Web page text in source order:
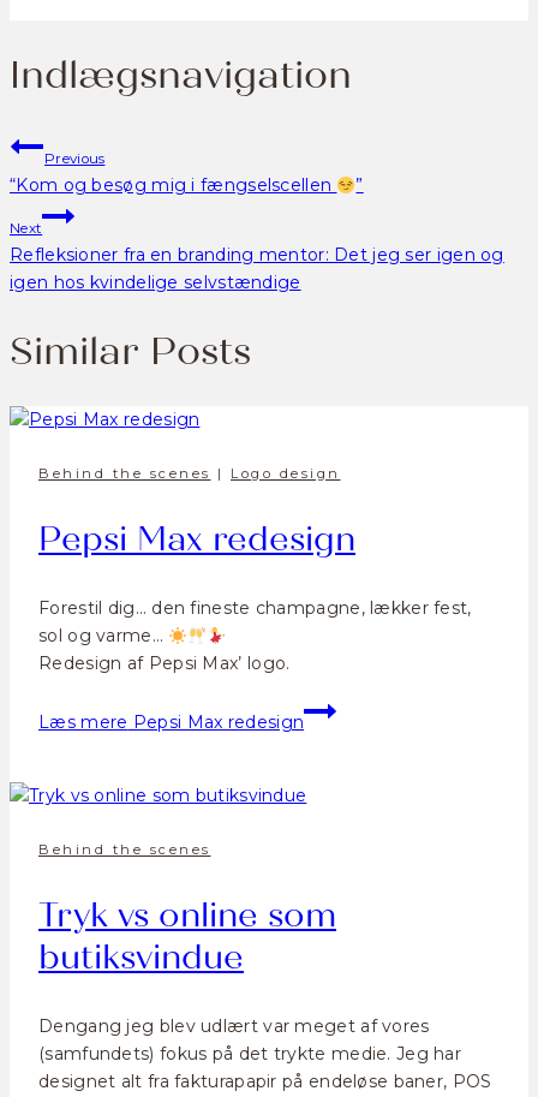
Indlægsnavigation
Previous
“Kom og besøg mig i fængselscellen ”
Next
Refleksioner fra en branding mentor: Det jeg ser igen og
igen hos kvindelige selvstændige
Similar Posts
Behind the scenes | Logo design
Pepsi Max redesign
Forestil dig… den fineste champagne, lækker fest,
sol og varme…
Redesign af Pepsi Max’ logo.
Læs mere Pepsi Max redesign
Behind the scenes
Tryk vs online som
butiksvindue
Dengang jeg blev udlært var meget af vores
(samfundets) fokus på det trykte medie. Jeg har
designet alt fra fakturapapir på endeløse baner, POS